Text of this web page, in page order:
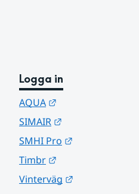
Logga in
AQUA
SIMAIR
SMHI Pro
Timbr
Vinterväg